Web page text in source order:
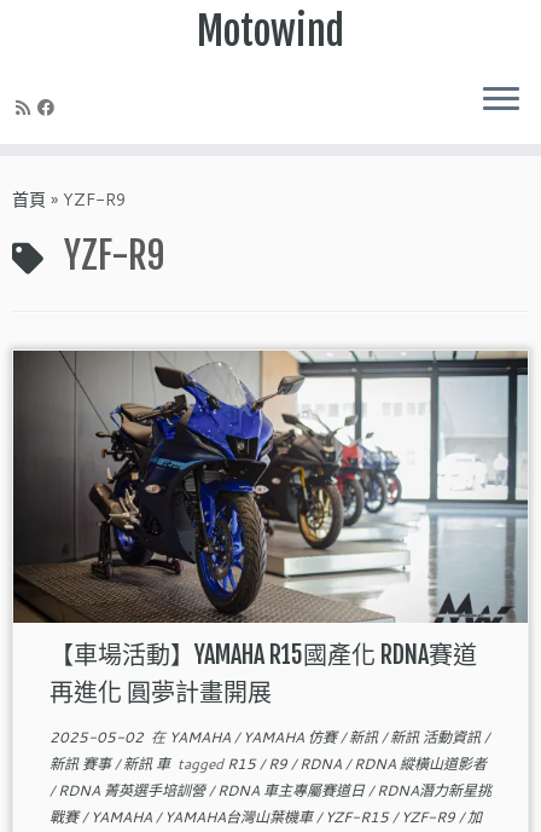
to
Motowind
首頁 » YZF-R9
YZF-R9
【車場活動】YAMAHA R15國產化 RDNA賽道
再進化 圓夢計畫開展
2025-05-02在 YAMAHA/ YAMAHA 仿賽/新訊/新訊 活動資訊/
新訊 賽事/新訊 車 taggedR15/R9/RDNA/RDNA 縱橫山道影者
/RDNA 菁英選手培訓營/RDNA 車主專屬賽道日/RDNA潛力新星挑
戰賽/ YAMAHA/ YAMAHA台灣山葉機車/ YZF-R15/ YZF-R9/加